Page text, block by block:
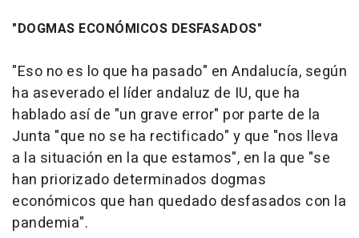
"DOGMAS ECONÓMICOS DESFASADOS"
"Eso no es lo que ha pasado" en Andalucía, según
ha aseverado el líder andaluz de IU, que ha
hablado así de "un grave error" por parte de la
Junta "que no se ha rectificado" y que "nos lleva
a la situación en la que estamos", en la que "se
han priorizado determinados dogmas
económicos que han quedado desfasados con la
pandemia".